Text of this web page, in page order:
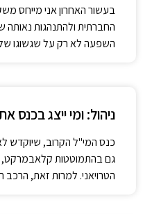
בעשור האחרון אני מייחס משקל
החברתית ולהתנהגות נאותה של
השפעה לא רק על שגשוגו של העסק
ניהול: ומי ייצג בכנס את
כנס המי"ל הקרוב, שיוקדש לאתיקה
גם בהתמוטטות קלאבמרקט,
הטרויאני. למרות זאת, הרכב